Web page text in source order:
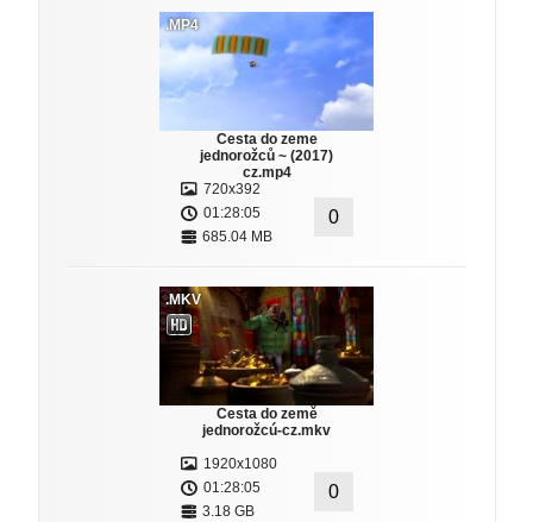
.MP4
Cesta do zeme
jednorožců ~ (2017)
cz.mp4
720x392
01:28:05
685.04 MB
0
.MKV
Cesta do země
jednorožcú-cz.mkv
1920x1080
01:28:05
3.18 GB
0